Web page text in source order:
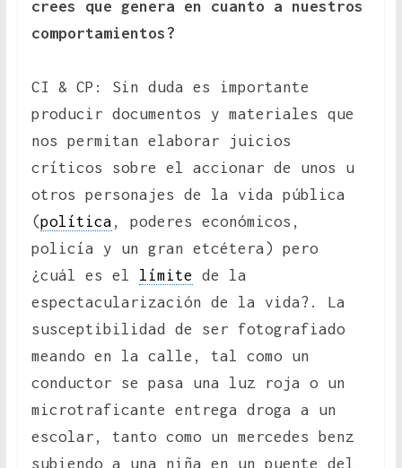
crees que genera en cuanto a nuestros
comportamientos?
CI & CP: Sin duda es importante
producir documentos y materiales que
nos permitan elaborar juicios
críticos sobre el accionar de unos u
otros personajes de la vida pública
(política , poderes económicos,
policía y un gran etcétera) pero
¿cuál es el límite de la
espectacularización de la vida?. La
susceptibilidad de ser fotografiado
meando en la calle, tal como un
conductor se pasa una luz roja o un
microtraficante entrega droga a un
escolar, tanto como un mercedes benz
subiendo a una niña en un puente del